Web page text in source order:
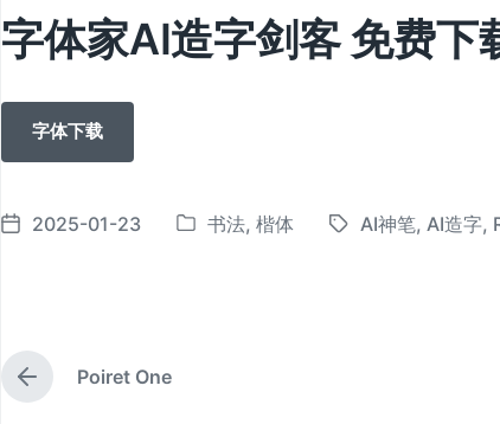
字体家AI造字剑客 免费下
字体下载
发
2025-01-23
发
书法,楷体
标
AI神笔, AI造字,
上
篇
Poiret One